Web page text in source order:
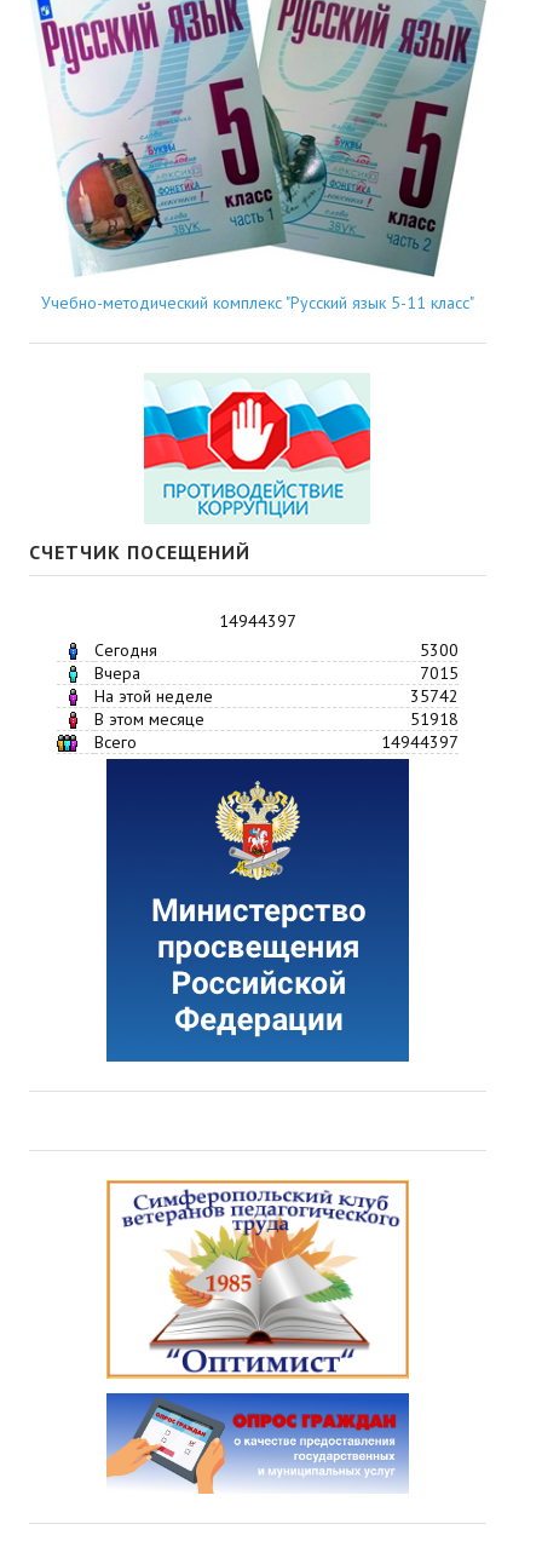
Учебно-методический комплекс "Русский язык 5-11 класс"
СЧЕТЧИК ПОСЕЩЕНИЙ
14944397
Сегодня
5300
Вчера
7015
На этой неделе
35742
В этом месяце
51918
Всего
14944397